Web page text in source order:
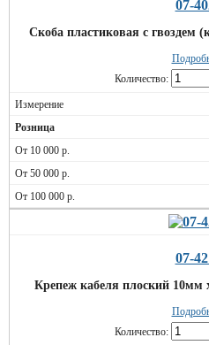
07-
Скоба пластиковая с гвоздем
Количество:
07-
Крепеж кабеля плоский
Количество: